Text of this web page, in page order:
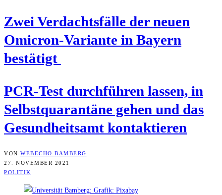
Zwei Ver­dachts­fäl­le der neu­en
Omic­ron-Vari­an­te in Bay­ern
bestätigt
PCR-Test durch­füh­ren las­sen, in
Selbst­qua­ran­tä­ne gehen und das
Gesund­heits­amt kontaktieren
VON WEBECHO BAMBERG
27. NOVEMBER 2021
POLITIK